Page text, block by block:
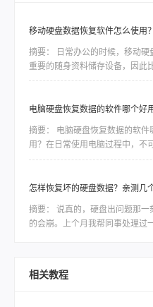
移动硬盘数据恢复软件怎么使用
摘要：
重要的随身资料储存设备，因此
地的硬盘，移动硬盘更加容易出
备份，那么造成的损失将是难以
常大，今天我们就针对转转数据
据恢复这款软件，讲讲如何利用
电脑硬盘恢复数据的软件哪个好
摘要：
用？在日常使用电脑过程中，不
遇到电脑硬盘数据丢失或损坏的
们都面临着一种紧迫感，需要尽
而，市面上各种各样的电脑硬盘
人眼花缭乱，我们应该如何选择
怎样恢复坏的硬盘数据？亲测几
摘要：
的会崩。上个月我帮同事处理过
据？后来折腾了大半天才把东西
相关教程